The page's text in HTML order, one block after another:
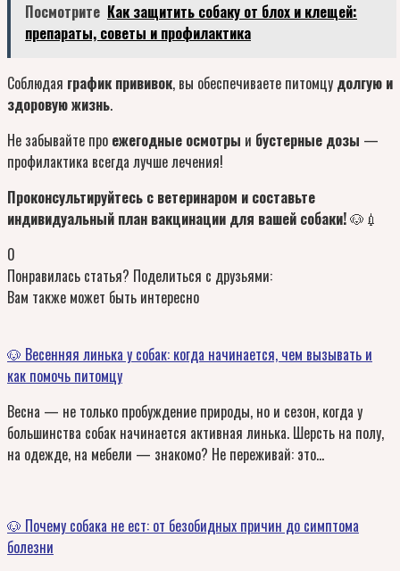
Посмотрите Как защитить собаку от блох и клещей:
препараты, советы и профилактика
Соблюдая график прививок, вы обеспечиваете питомцу долгую и
здоровую жизнь.
Не забывайте про ежегодные осмотры и бустерные дозы —
профилактика всегда лучше лечения!
Проконсультируйтесь с ветеринаром и составьте
индивидуальный план вакцинации для вашей собаки!🐶💉
0
Понравилась статья? Поделиться с друзьями:
Вам также может быть интересно
🐶 Весенняя линька у собак: когда начинается, чем вызывать и
как помочь питомцу
Весна — не только пробуждение природы, но и сезон, когда у
большинства собак начинается активная линька. Шерсть на полу,
на одежде, на мебели — знакомо? Не переживай: это…
🐶 Почему собака не ест: от безобидных причин до симптома
болезни